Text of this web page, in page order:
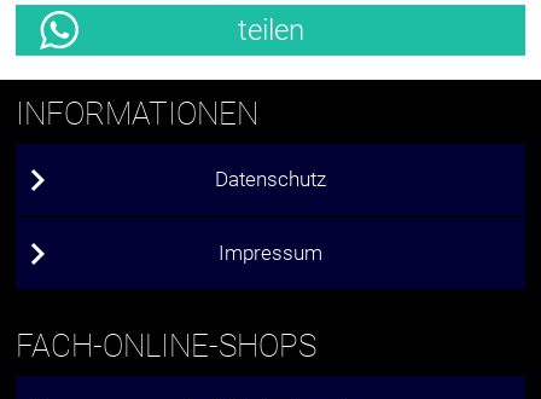
teilen
INFORMATIONEN
Datenschutz
Impressum
FACH-ONLINE-SHOPS